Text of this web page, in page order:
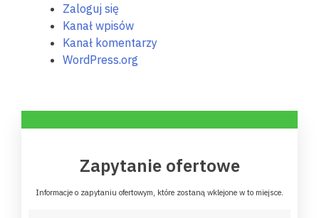
Zaloguj się
Kanał wpisów
Kanał komentarzy
WordPress.org
Zapytanie ofertowe
Informacje o zapytaniu ofertowym, które zostaną wklejone w to miejsce.